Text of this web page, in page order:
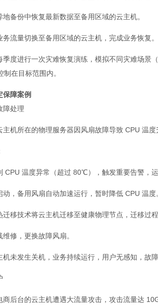
备份中恢复最新数据至备用区域的云主机。
务流量切换至备用区域的云主机，完成业务恢复。
季度进行一次灾难恢复演练，模拟不同灾难场
在目标范围内。
保障案例
障处理
主机所在的物理服务器因风扇故障导致 CPU 温
CPU 温度异常（超过 80℃），触发重要告警，
动，备用风扇自动加速运行，暂时降低 CPU 温度
迁移技术将云主机迁移至健康物理节点，迁移过
修，更换故障风扇。
机未发生关机，业务持续运行，用户无感知，故
商后台的云主机遭遇大流量攻击，攻击流量达